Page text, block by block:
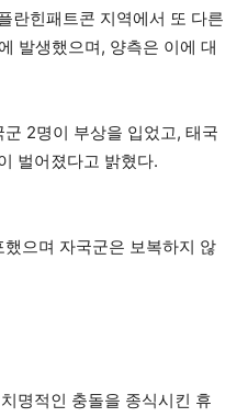
란힌패트콘 지역에서 또 다른
발생했으며, 양측은 이에 대
2명이 부상을 입었고, 태국
벌어졌다고 밝혔다.
으며 자국군은 보복하지 않
명적인 충돌을 종식시킨 휴